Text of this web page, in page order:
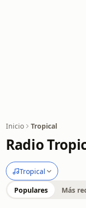
Inicio Tropical
Radio
Tropical
Populares Más